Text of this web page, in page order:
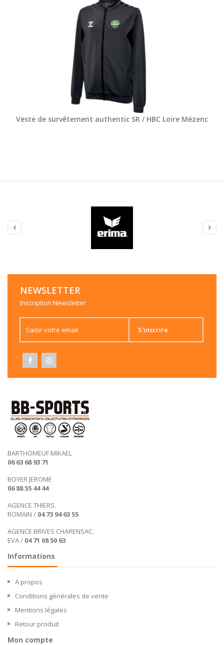
Veste de survêtement authentic SR / HBC Loire Mézenc
NEWSLETTER
Inscription Newsletter
S'inscrire
BARTHOMEUF MIKAEL
06 63 68 93 71
BOYER JEROME
06 88 55 44 44
AGENCE THIERS.
ROMAIN / 04 73 94 63 55
AGENCE BRIVES CHARENSAC.
EVA / 04 71 08 50 63
Informations
A propos
Conditions générales de vente
Mentions légales
Retour produit
Mon compte